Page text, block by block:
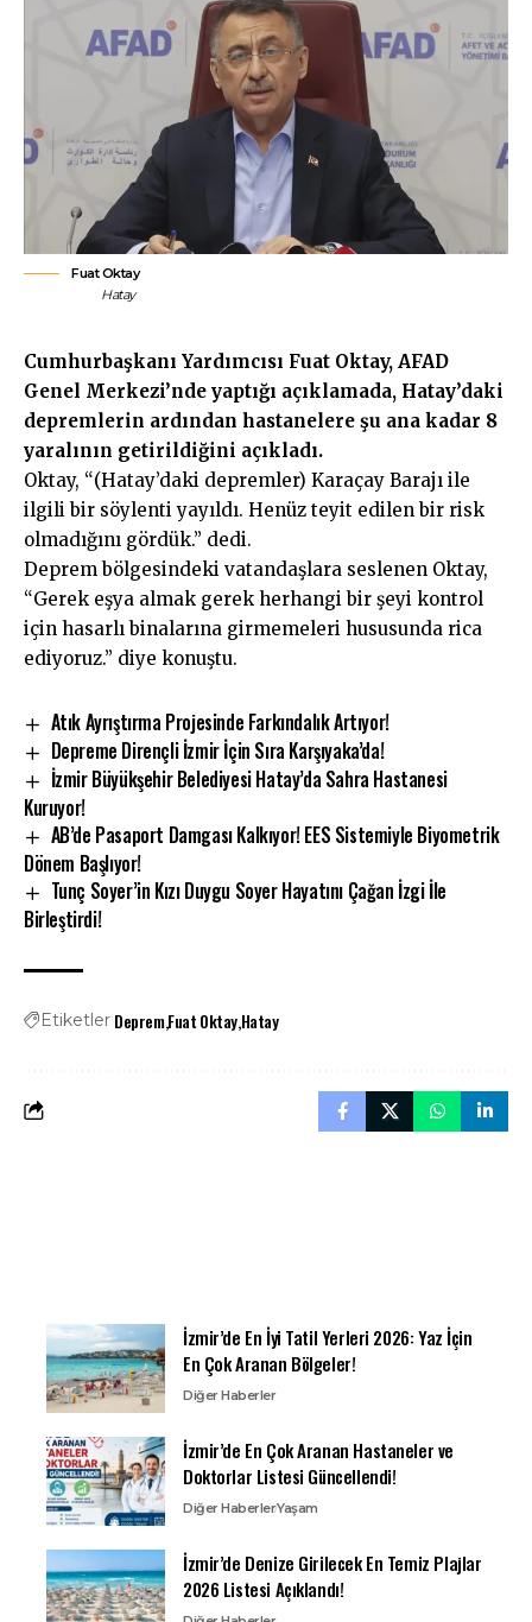
Fuat Oktay
Hatay
Cumhurbaşkanı Yardımcısı Fuat Oktay, AFAD
Genel Merkezi’nde yaptığı açıklamada, Hatay’daki
depremlerin ardından hastanelere şu ana kadar 8
yaralının getirildiğini açıkladı.
Oktay, “(Hatay’daki depremler) Karaçay Barajı ile
ilgili bir söylenti yayıldı. Henüz teyit edilen bir risk
olmadığını gördük.” dedi.
Deprem bölgesindeki vatandaşlara seslenen Oktay,
“Gerek eşya almak gerek herhangi bir şeyi kontrol
için hasarlı binalarına girmemeleri hususunda rica
ediyoruz.” diye konuştu.
Atık Ayrıştırma Projesinde Farkındalık Artıyor!
Depreme Dirençli İzmir İçin Sıra Karşıyaka’da!
İzmir Büyükşehir Belediyesi Hatay’da Sahra Hastanesi
Kuruyor!
AB’de Pasaport Damgası Kalkıyor! EES Sistemiyle Biyometrik
Dönem Başlıyor!
Tunç Soyer’in Kızı Duygu Soyer Hayatını Çağan İzgi İle
Birleştirdi!
Etiketler DepremFuat OktayHatay
İzmir’de En İyi Tatil Yerleri 2026: Yaz İçin
En Çok Aranan Bölgeler!
Diğer Haberler
İzmir’de En Çok Aranan Hastaneler ve
Doktorlar Listesi Güncellendi!
Diğer HaberlerYaşam
İzmir’de Denize Girilecek En Temiz Plajlar
2026 Listesi Açıklandı!